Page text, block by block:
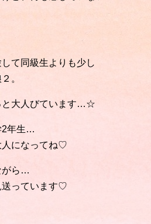
て同級生よりも少し
。
と大人びています…☆
2年生…
人になってね♡
がら…
送っています♡